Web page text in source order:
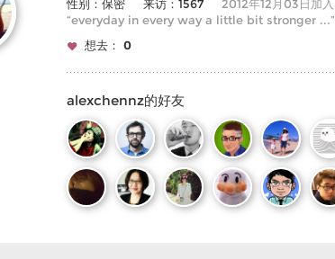
性别：保密 来访：1567
2012年12月03日加入
“everyday in every way a little bit stronger ...”
想去： 0
alexchennz的好友